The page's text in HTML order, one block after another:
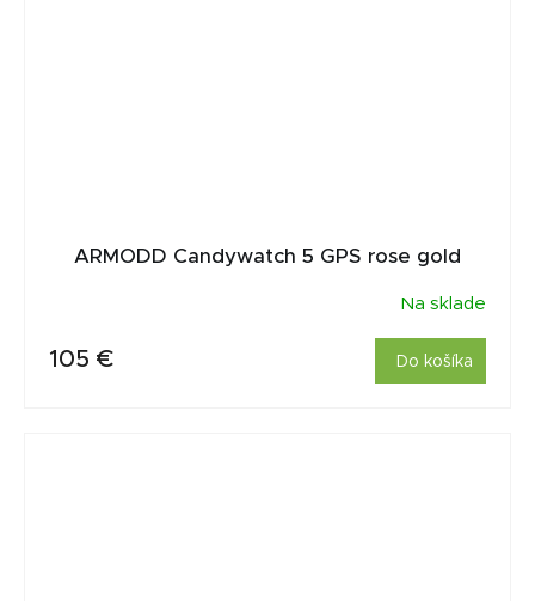
ARMODD Candywatch 5 GPS rose gold
Na sklade
105 € Do košíka